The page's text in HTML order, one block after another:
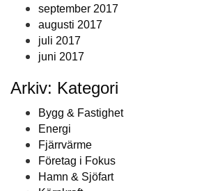
september 2017
augusti 2017
juli 2017
juni 2017
Arkiv: Kategori
Bygg & Fastighet
Energi
Fjärrvärme
Företag i Fokus
Hamn & Sjöfart